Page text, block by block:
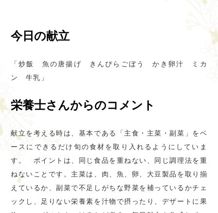
今日の献立
「炒飯 魚の唐揚げ きんぴらごぼう かき卵汁 ミカ
ン 牛乳」
栄養士さんからのコメント
献立を考える時は、基本である「主食・主菜・副菜」をベ
ースにできるだけ旬の食材を取り入れるようにしていま
す。 ポイントは、同じ食品を重ねない、同じ調理法を重
ねないことです。主菜は、肉、魚、卵、大豆製品を取り揃
えているか、副菜で不足しがちな野菜を補っているかチェ
ックし、足りない栄養素を汁物で摂ったり、デザートに果